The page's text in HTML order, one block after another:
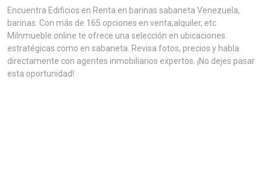
Encuentra Edificios en Renta en barinas sabaneta Venezuela,
barinas. Con más de 165 opciones en venta,alquiler, etc
MiInmueble.online te ofrece una selección en ubicaciones
estratégicas como en sabaneta. Revisa fotos, precios y habla
directamente con agentes inmobiliarios expertos. ¡No dejes pasar
esta oportunidad!